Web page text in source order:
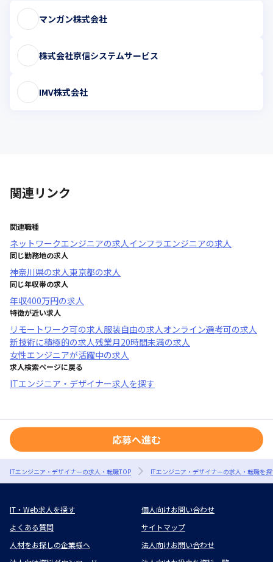
マンガン株式会社
株式会社京信システムサービス
IMV株式会社
関連リンク
関連職種
ネットワークエンジニアの求人インフラエンジニアの求人
同じ勤務地の求人
神奈川県の求人東京都の求人
同じ年収帯の求人
年収400万円の求人
特徴が近い求人
リモートワーク可の求人服装自由の求人オンライン選考可の求人
新技術に積極的の求人残業月20時間未満の求人
女性エンジニアが活躍中の求人
求人検索ページに戻る
ITエンジニア・デザイナー求人を探す
応募へ進む
ITエンジニア・デザイナーの求人・転職TOP ITエンジニア・デザイナーの求人・転職を
IT・Web求人を探す
個人向けお問い合わせ
よくある質問
サイトマップ
人材をお探しの企業様へ
法人向けお問い合わせ